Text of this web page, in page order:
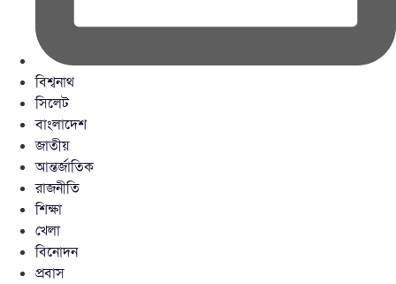
বিশ্বনাথ
সিলেট
বাংলাদেশ
জাতীয়
আন্তর্জাতিক
রাজনীতি
শিক্ষা
খেলা
বিনোদন
প্রবাস